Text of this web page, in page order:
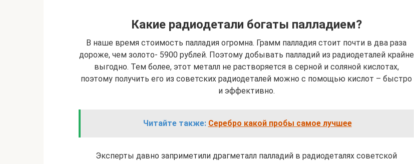
Какие радиодетали богаты палладием?
В наше время стоимость палладия огромна. Грамм палладия стоит почти в два раза
дороже, чем золото- 5900 рублей. Поэтому добывать палладий из радиодеталей крайне
выгодно. Тем более, этот металл не растворяется в серной и соляной кислотах,
поэтому получить его из советских радиодеталей можно с помощью кислот – быстро
и эффективно.
Читайте также: Серебро какой пробы самое лучшее
Эксперты давно заприметили драгметалл палладий в радиодеталях советской